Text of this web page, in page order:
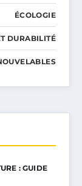
ÉCOLOGIE
DURABILITÉ
: GUIDE